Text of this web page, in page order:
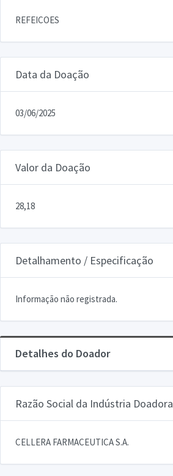
REFEICOES
Data da Doação
03/06/2025
Valor da Doação
28,18
Detalhamento / Especificação
Informação não registrada.
Detalhes do Doador
Razão Social da Indústria Doadora
CELLERA FARMACEUTICA S.A.